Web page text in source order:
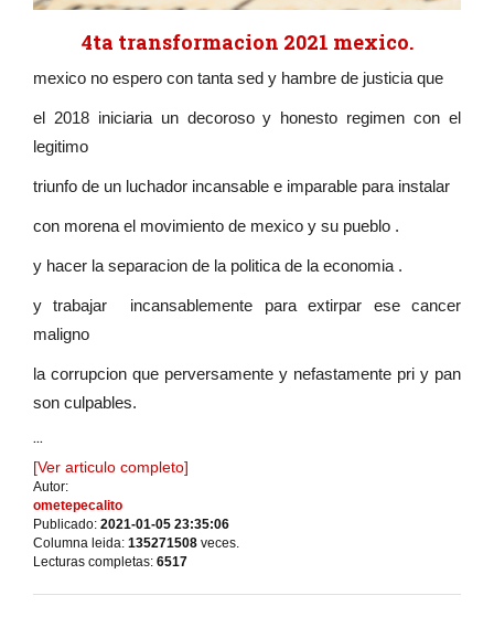
4ta transformacion 2021 mexico.
mexico no espero con tanta sed y hambre de justicia que
el 2018 iniciaria un decoroso y honesto regimen con el
legitimo
triunfo de un luchador incansable e imparable para instalar
con morena el movimiento de mexico y su pueblo .
y hacer la separacion de la politica de la economia .
y trabajar incansablemente para extirpar ese cancer
maligno
la corrupcion que perversamente y nefastamente pri y pan
son culpables.
...
[Ver articulo completo]
Autor:
ometepecalito
Publicado: 2021-01-05 23:35:06
Columna leida: 135271508 veces.
Lecturas completas: 6517